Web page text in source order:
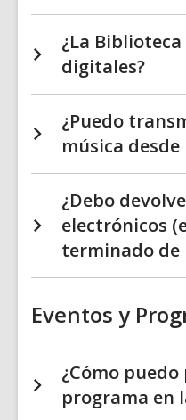
¿La
digitales?
¿Puedo
música
¿Debo
electrónicos
terminado de
Eventos y
¿Cómo
programa en